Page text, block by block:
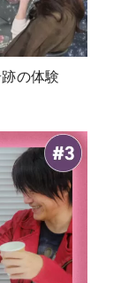
の体験